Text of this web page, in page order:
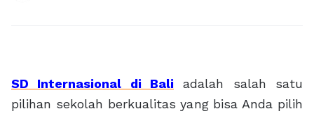
SD Internasional di Bali
adalah salah satu
pilihan sekolah berkualitas yang bisa Anda pilih